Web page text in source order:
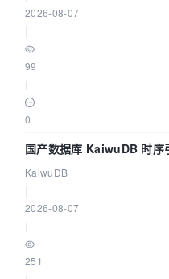
2026-08-07
99
0
国产数据库 KaiwuDB 时
技术路径
KaiwuDB
2026-08-07
251